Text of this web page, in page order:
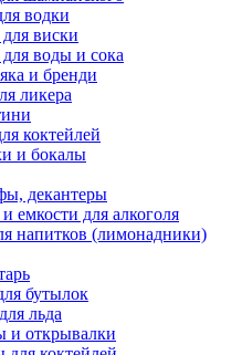
водки
виски
воды и сока
и бренди
ликера
коктейлей
и бокалы
декантеры
емкости для алкоголя
напитков (лимонадники)
бутылок
льда
и открывалки